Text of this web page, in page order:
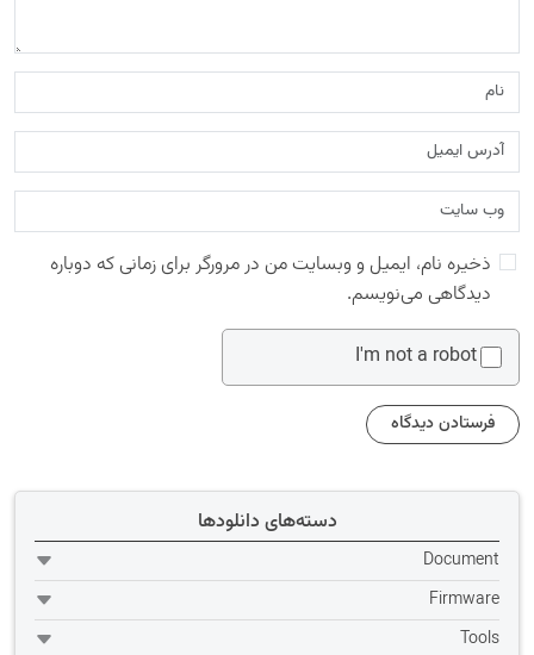
ذخیره نام، ایمیل و وبسایت من در مرورگر برای زمانی که دوباره
دیدگاهی می‌نویسم.
I'm not a robot
دسته‌های دانلودها
Document
Firmware
Tools